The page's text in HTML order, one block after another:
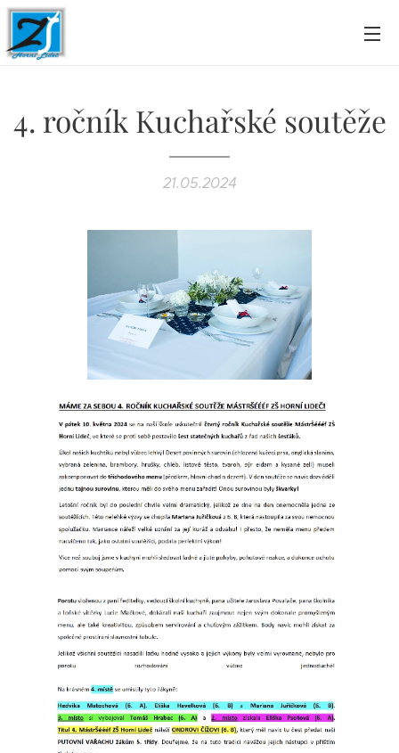
4. ročník Kuchařské soutěže
21.05.2024